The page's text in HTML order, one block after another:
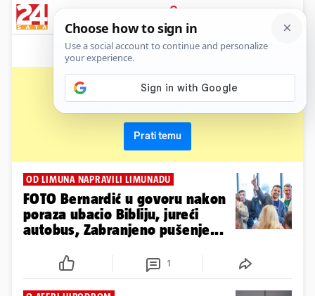
PRIJAVA
News
davor bernardić
Prati temu
OD LIMUNA NAPRAVILI LIMUNADU
FOTO Bernardić u govoru nakon
poraza ubacio Bibliju, jureći
autobus, Zabranjeno pušenje...
1